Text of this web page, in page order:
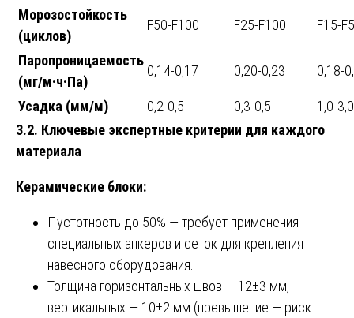
Морозостойкость
(циклов)
F50-F100 F25-F100 F15-
Паропроницаемость
(мг/м·ч·Па)
0,14-0,17 0,20-0,23 0,18-
Усадка (мм/м) 0,2-0,5 0,3-0,5
1,0-3,0
3.2. Ключевые экспертные критерии для каждого
материала
Керамические блоки:
Пустотность до 50% — требует применения
специальных анкеров и сеток для крепления
навесного оборудования.
Толщина горизонтальных швов — 12±3 мм,
вертикальных — 10±2 мм (превышение — риск